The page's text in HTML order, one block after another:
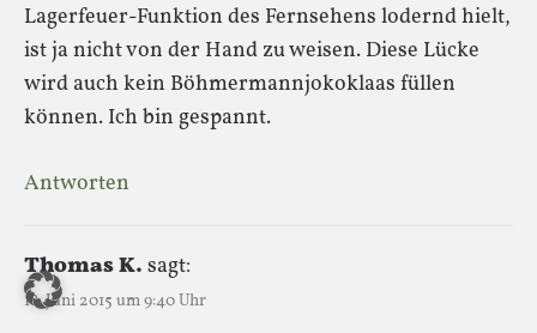
Lagerfeuer-Funktion des Fernsehens lodernd hielt,
ist ja nicht von der Hand zu weisen. Diese Lücke
wird auch kein Böhmermannjokoklaas füllen
können. Ich bin gespannt.
Antworten
Thomas K. sagt:
18. Juni 2015 um 9:40 Uhr